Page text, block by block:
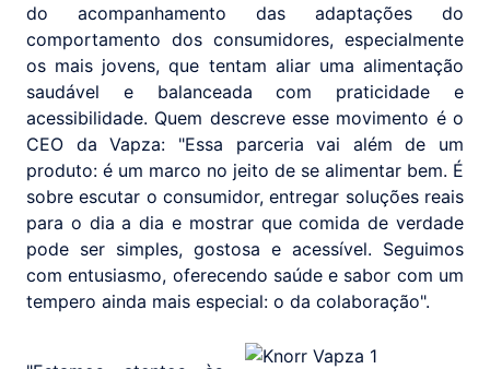
do acompanhamento das adaptações do
comportamento dos consumidores, especialmente
os mais jovens, que tentam aliar uma alimentação
saudável e balanceada com praticidade e
acessibilidade. Quem descreve esse movimento é o
CEO da Vapza: "Essa parceria vai além de um
produto: é um marco no jeito de se alimentar bem. É
sobre escutar o consumidor, entregar soluções reais
para o dia a dia e mostrar que comida de verdade
pode ser simples, gostosa e acessível. Seguimos
com entusiasmo, oferecendo saúde e sabor com um
tempero ainda mais especial: o da colaboração".